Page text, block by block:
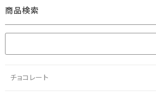
商品検索
チョコレート